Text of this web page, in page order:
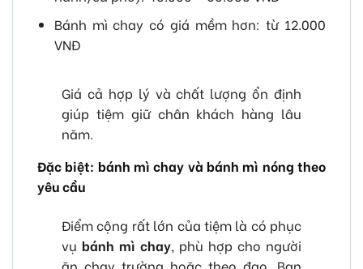
Bánh mì chay có giá mềm hơn: từ 12.000
VNĐ
Giá cả hợp lý và chất lượng ổn định
giúp tiệm giữ chân khách hàng lâu
năm.
Đặc biệt: bánh mì chay và bánh mì nóng theo
yêu cầu
Điểm cộng rất lớn của tiệm là có phục
vụ bánh mì chay, phù hợp cho người